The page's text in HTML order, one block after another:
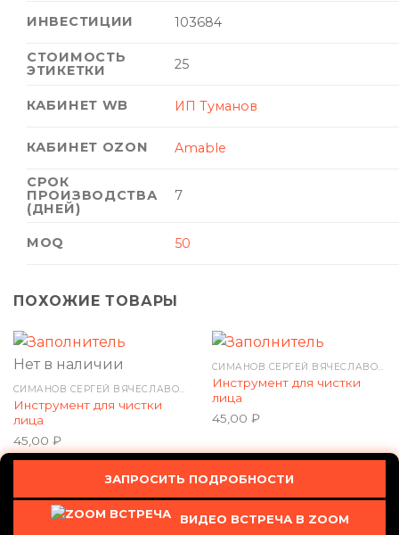
ИНВЕСТИЦИИ 103684
СТОИМОСТЬ
ЭТИКЕТКИ
25
КАБИНЕТ WB ИП Туманов
КАБИНЕТ OZON Amable
СРОК
ПРОИЗВОДСТВА
(ДНЕЙ)
7
MOQ 50
ПОХОЖИЕ ТОВАРЫ
Нет в наличии
СИМАНОВ СЕРГЕЙ ВЯЧЕСЛАВОВИЧ
Инструмент для чистки
лица
45,00 ₽
СИМАНОВ СЕРГЕЙ ВЯЧЕСЛАВОВИЧ
Инструмент для чистки
лица
45,00 ₽
ЗАПРОСИТЬ ПОДРОБНОСТИ
ВИДЕО ВСТРЕЧА В ZOOM
ООО "Сигмарт" ОГРН 1225200015435 ИНН 5260483260
Тел 8 800 350 77 65